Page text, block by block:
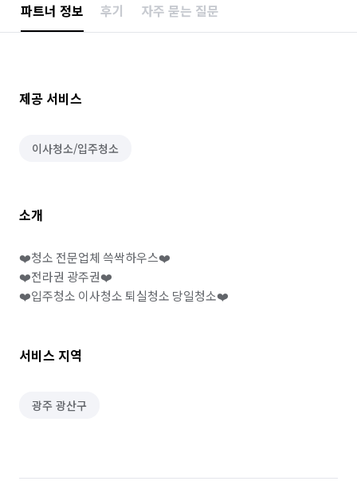
파트너 정보 후기 자주 묻는 질문
제공 서비스
이사청소/입주청소
소개
❤️청소 전문업체 쓱싹하우스❤️
❤️전라권 광주권❤️
❤️입주청소 이사청소 퇴실청소 당일청소❤️
서비스 지역
광주 광산구